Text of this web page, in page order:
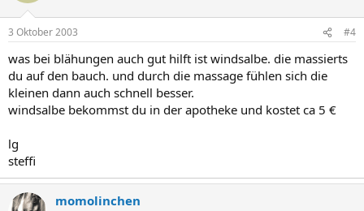
3 Oktober 2003 #4
was bei blähungen auch gut hilft ist windsalbe. die massierts
du auf den bauch. und durch die massage fühlen sich die
kleinen dann auch schnell besser.
windsalbe bekommst du in der apotheke und kostet ca 5 €
lg
steffi
momolinchen